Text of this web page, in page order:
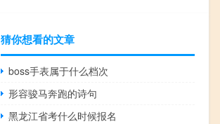
猜你想看的文章
boss手表属于什么档次
形容骏马奔跑的诗句
黑龙江省考什么时候报名